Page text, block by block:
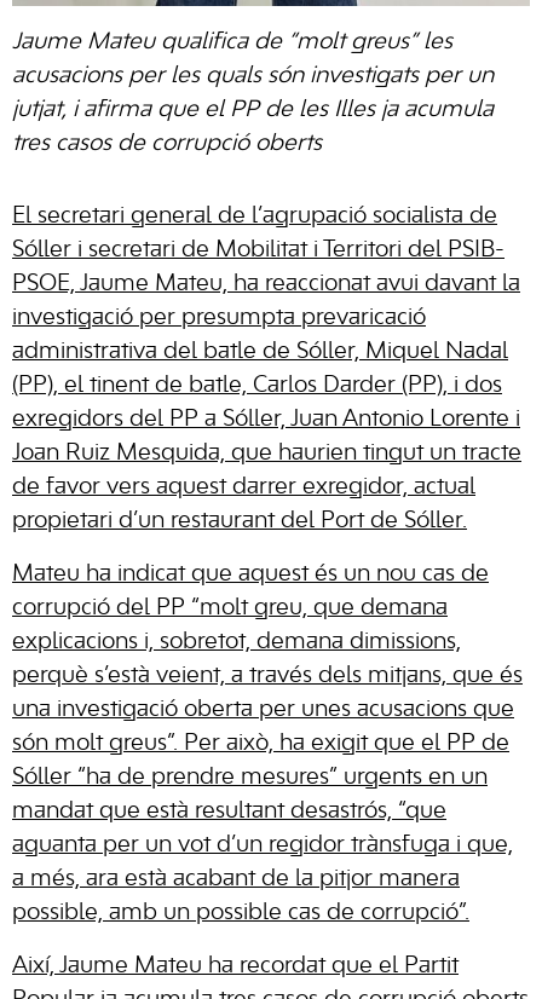
Jaume Mateu qualifica de “molt greus” les
acusacions per les quals són investigats per un
jutjat, i afirma que el PP de les Illes ja acumula
tres casos de corrupció oberts
El secretari general de l’agrupació socialista de
Sóller i secretari de Mobilitat i Territori del PSIB-
PSOE, Jaume Mateu, ha reaccionat avui davant la
investigació per presumpta prevaricació
administrativa del batle de Sóller, Miquel Nadal
(PP), el tinent de batle, Carlos Darder (PP), i dos
exregidors del PP a Sóller, Juan Antonio Lorente i
Joan Ruiz Mesquida, que haurien tingut un tracte
de favor vers aquest darrer exregidor, actual
propietari d’un restaurant del Port de Sóller.
Mateu ha indicat que aquest és un nou cas de
corrupció del PP “molt greu, que demana
explicacions i, sobretot, demana dimissions,
perquè s’està veient, a través dels mitjans, que és
una investigació oberta per unes acusacions que
són molt greus”. Per això, ha exigit que el PP de
Sóller “ha de prendre mesures” urgents en un
mandat que està resultant desastrós, “que
aguanta per un vot d’un regidor trànsfuga i que,
a més, ara està acabant de la pitjor manera
possible, amb un possible cas de corrupció”.
Així, Jaume Mateu ha recordat que el Partit